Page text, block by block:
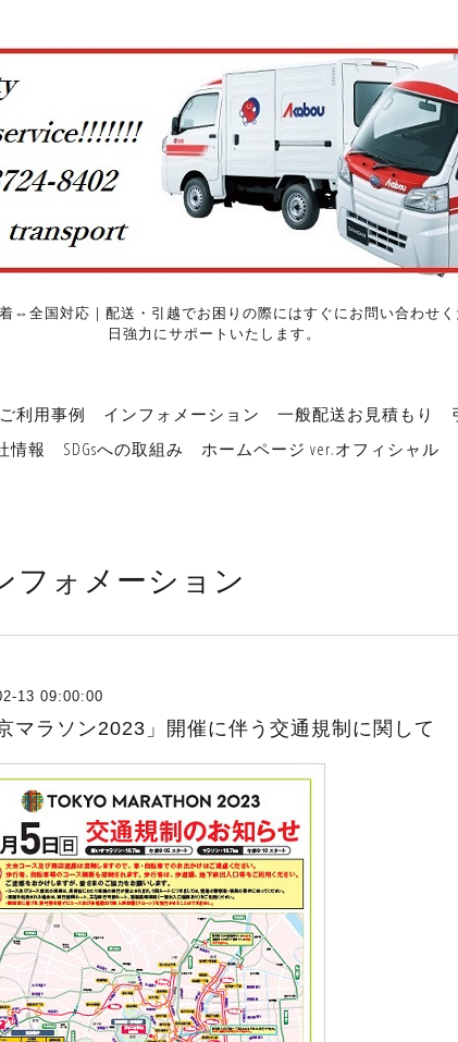
⇔全国対応｜配送・引越でお困りの際にはすぐにお問い合わせ
日強力にサポートいたします。
ご利用事例 インフォメーション 一般配送お見積もり
情報
SDGsへの取組み ホームページ ver.オフィシャル
フォメーション
13 09:00:00
京マラソン2023」開催に伴う交通規制に関して